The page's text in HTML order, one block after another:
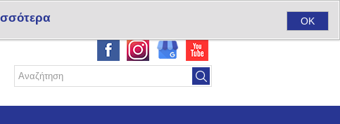
Σύνδεση OK